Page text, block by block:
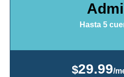
Hasta 5
$29.99/